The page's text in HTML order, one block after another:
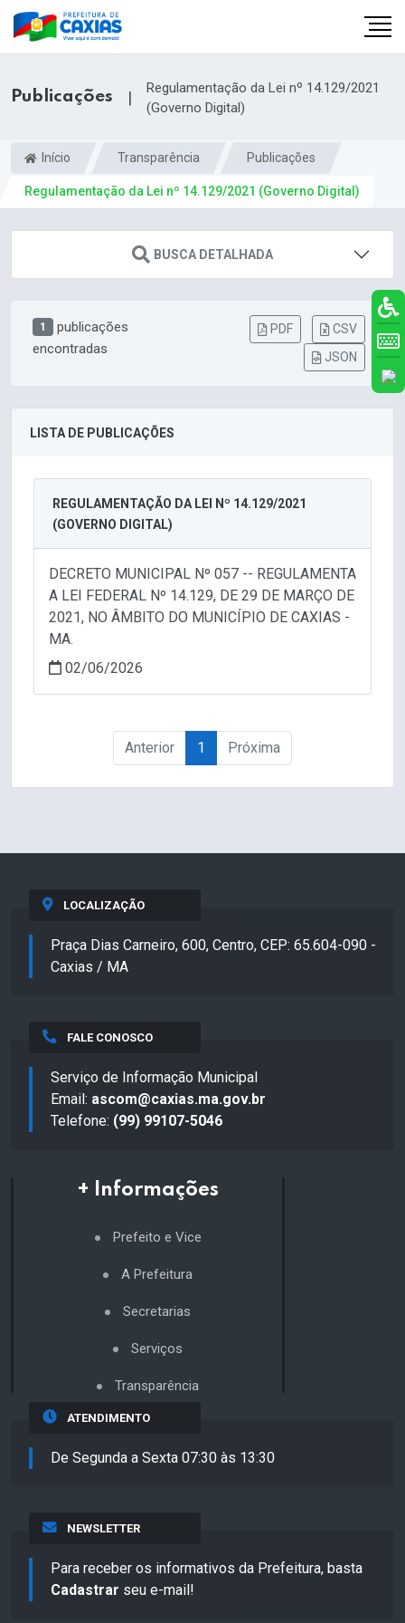
Publicações |
Regulamentação da Lei nº 14.129/2021
(Governo Digital)
Início Transparência Publicações
Regulamentação da Lei nº 14.129/2021 (Governo Digital)
BUSCA DETALHADA
1
publicações
encontradas
PDF
CSV
JSON
LISTA DE PUBLICAÇÕES
REGULAMENTAÇÃO DA LEI Nº 14.129/2021
(GOVERNO DIGITAL)
DECRETO MUNICIPAL Nº 057 -- REGULAMENTA
A LEI FEDERAL Nº 14.129, DE 29 DE MARÇO DE
2021, NO ÂMBITO DO MUNICÍPIO DE CAXIAS -
MA.
02/06/2026
Anterior 1 Próxima
LOCALIZAÇÃO
Praça Dias Carneiro, 600, Centro, CEP: 65.604-090 -
Caxias / MA
FALE CONOSCO
Serviço de Informação Municipal
Email: ascom@caxias.ma.gov.br
Telefone: (99) 99107-5046
+ Informações
Prefeito e Vice
A Prefeitura
Secretarias
Serviços
Transparência
ATENDIMENTO
De Segunda a Sexta 07:30 às 13:30
NEWSLETTER
Para receber os informativos da Prefeitura, basta
Cadastrar seu e-mail!